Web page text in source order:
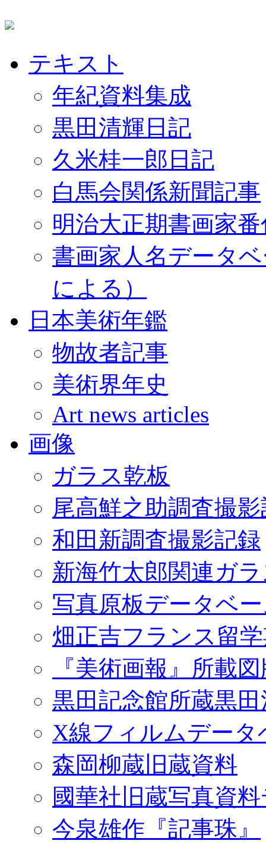
テキスト
年紀資料集成
黒田清輝日記
久米桂一郎日記
白馬会関係新聞記事
明治大正期書画家
書画家人名データ
による）
日本美術年鑑
物故者記事
美術界年史
Art news articles
画像
ガラス乾板
尾高鮮之助調査撮
和田新調査撮影記録
新海竹太郎関連ガ
写真原板データベ
畑正吉フランス留
『美術画報』所載
黒田記念館所蔵黒
X線フィルムデータ
森岡柳蔵旧蔵資料
國華社旧蔵写真資
今泉雄作『記事珠』